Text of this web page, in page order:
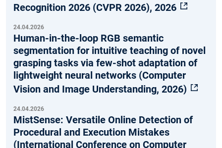
Recognition 2026 (CVPR 2026), 2026
24.04.2026
Human-in-the-loop RGB semantic
segmentation for intuitive teaching of novel
grasping tasks via few-shot adaptation of
lightweight neural networks (Computer
Vision and Image Understanding, 2026)
24.04.2026
MistSense: Versatile Online Detection of
Procedural and Execution Mistakes
(International Conference on Computer